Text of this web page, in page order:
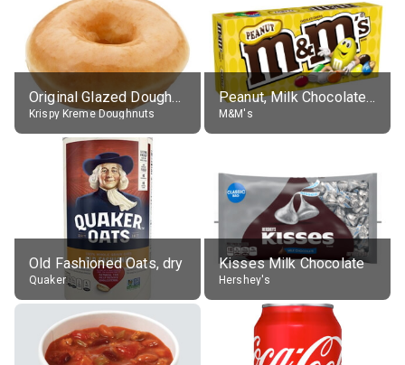
Original Glazed Doughnut
Krispy Kreme Doughnuts
Peanut, Milk Chocolate Candies
M&M's
Old Fashioned Oats, dry
Quaker
Kisses Milk Chocolate
Hershey's